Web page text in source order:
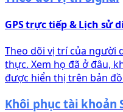
GPS trực tiếp & Lịch sử
Theo dõi vị trí của người
thực. Xem họ đã ở đâu,
được hiển thị trên bản
Khôi phục tài khoản